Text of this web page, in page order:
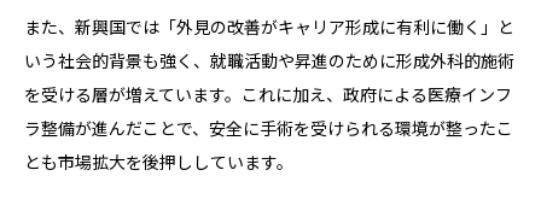
また、新興国では「外見の改善がキャリア形成に有利に働く」と
いう社会的背景も強く、就職活動や昇進のために形成外科的施術
を受ける層が増えています。これに加え、政府による医療インフ
ラ整備が進んだことで、安全に手術を受けられる環境が整ったこ
とも市場拡大を後押ししています。